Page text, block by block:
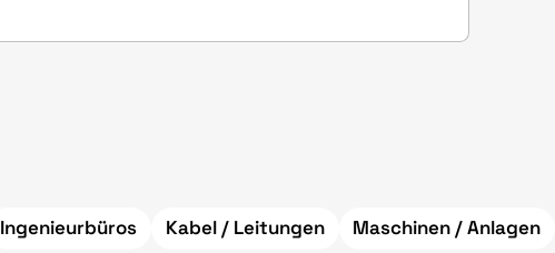
Ingenieurbüros Kabel / Leitungen Maschinen / Anlagen